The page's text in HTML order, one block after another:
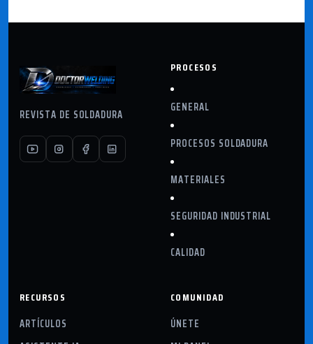
REVISTA DE SOLDADURA
PROCESOS
GENERAL
PROCESOS SOLDADURA
MATERIALES
SEGURIDAD INDUSTRIAL
CALIDAD
RECURSOS
ARTÍCULOS
COMUNIDAD
ÚNETE